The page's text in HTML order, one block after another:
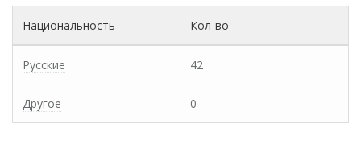
Национальность Кол-во
Русские 42
Другое 0